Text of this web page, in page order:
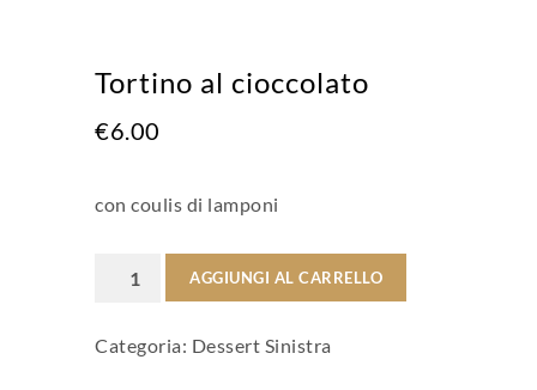
Tortino al cioccolato
€6.00
con coulis di lamponi
Tortino
cioccolato
AGGIUNGI AL CARRELLO
Categoria: Dessert Sinistra